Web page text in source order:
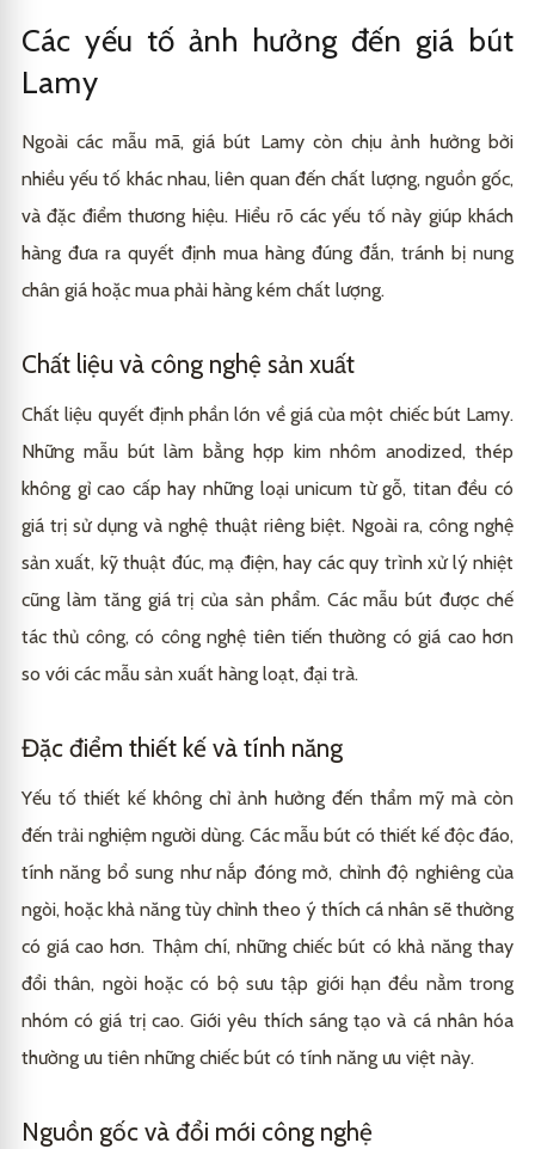
Các yếu tố ảnh hưởng đến giá bút
Lamy
Ngoài các mẫu mã, giá bút Lamy còn chịu ảnh hưởng bởi
nhiều yếu tố khác nhau, liên quan đến chất lượng, nguồn gốc,
và đặc điểm thương hiệu. Hiểu rõ các yếu tố này giúp khách
hàng đưa ra quyết định mua hàng đúng đắn, tránh bị nung
chân giá hoặc mua phải hàng kém chất lượng.
Chất liệu và công nghệ sản xuất
Chất liệu quyết định phần lớn về giá của một chiếc bút Lamy.
Những mẫu bút làm bằng hợp kim nhôm anodized, thép
không gỉ cao cấp hay những loại unicum từ gỗ, titan đều có
giá trị sử dụng và nghệ thuật riêng biệt. Ngoài ra, công nghệ
sản xuất, kỹ thuật đúc, mạ điện, hay các quy trình xử lý nhiệt
cũng làm tăng giá trị của sản phẩm. Các mẫu bút được chế
tác thủ công, có công nghệ tiên tiến thường có giá cao hơn
so với các mẫu sản xuất hàng loạt, đại trà.
Đặc điểm thiết kế và tính năng
Yếu tố thiết kế không chỉ ảnh hưởng đến thẩm mỹ mà còn
đến trải nghiệm người dùng. Các mẫu bút có thiết kế độc đáo,
tính năng bổ sung như nắp đóng mở, chỉnh độ nghiêng của
ngòi, hoặc khả năng tùy chỉnh theo ý thích cá nhân sẽ thường
có giá cao hơn. Thậm chí, những chiếc bút có khả năng thay
đổi thân, ngòi hoặc có bộ sưu tập giới hạn đều nằm trong
nhóm có giá trị cao. Giới yêu thích sáng tạo và cá nhân hóa
thường ưu tiên những chiếc bút có tính năng ưu việt này.
Nguồn gốc và đổi mới công nghệ